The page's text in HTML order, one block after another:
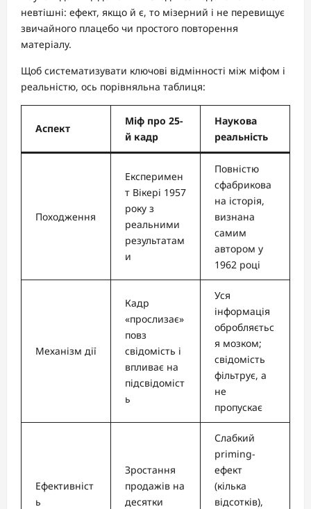
невтішні: ефект, якщо й є, то мізерний і не перевищує
звичайного плацебо чи простого повторення
матеріалу.
Щоб систематизувати ключові відмінності між міфом і
реальністю, ось порівняльна таблиця:
Аспект
Міф про 25-
й кадр
Наукова
реальність
Походження
Експеримен
т Вікері 1957
року з
реальними
результатам
и
Повністю
сфабрикова
на історія,
визнана
самим
автором у
1962 році
Механізм дії
Кадр
«прослизає»
повз
свідомість і
впливає на
підсвідоміст
ь
Уся
інформація
обробляєтьс
я мозком;
свідомість
фільтрує, а
не
пропускає
Ефективніст
ь
Зростання
продажів на
десятки
Слабкий
priming-
ефект
(кілька
відсотків),